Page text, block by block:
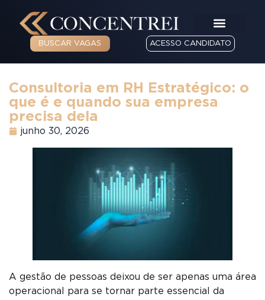
BUSCAR VAGAS ACESSO CANDIDATO
Consultoria em RH Estratégico: o
que é e quando sua empresa
precisa dela
junho 30, 2026
A gestão de pessoas deixou de ser apenas uma área
operacional para se tornar parte essencial da